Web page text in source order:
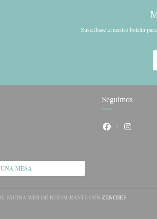
Suscríbase a nuestro boletín
MESA
Seguirnos
Facebook
PÁGINA WEB DE RESTAURANTE CON ZENCHEF((ABRE EN